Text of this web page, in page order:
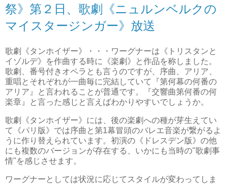
祭》第２日、歌劇《ニュルンベルクの
マイスタージンガー》放送
歌劇《タンホイザー》・・・ワーグナーは《トリスタンと
イゾルデ》を作曲する時に《楽劇》と作品を称しました。
歌劇、番号付きオペラとも言うのですが、序曲、アリア、
重唱とそれぞれが一曲毎に完結していて『第何幕の何番の
アリア』と言われることが普通です。『交響曲第何番の何
楽章』と言った感じと言えばわかりやすいでしょうか。
歌劇《タンホイザー》には、後の楽劇への種が芽生えてい
て《パリ版》では序曲と第1幕冒頭のバレエ音楽が繋がるよ
うに作り替えられています。初演の《ドレスデン版》の他
にも複数のバージョンが存在する、いかにも当時の"歌劇事
情"を感じさせます。
ワーグナーとしては状況に応じてスタイルが変わってしま